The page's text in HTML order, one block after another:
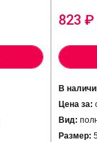
823 ₽
В
Цена за:
Вид:
Размер: